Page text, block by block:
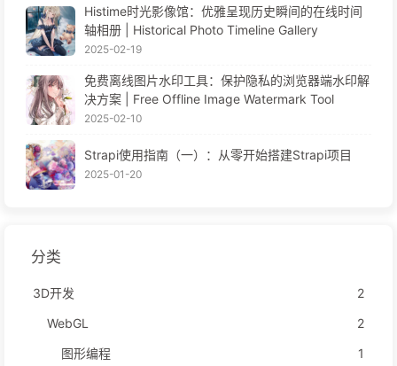
Histime时光影像馆：优雅呈现历史瞬间的在线时间
轴相册 | Historical Photo Timeline Gallery
2025-02-19
免费离线图片水印工具：保护隐私的浏览器端水印解
决方案 | Free Offline Image Watermark Tool
2025-02-10
Strapi使用指南（一）：从零开始搭建Strapi项目
2025-01-20
分类
3D开发
2
WebGL
2
图形编程
1